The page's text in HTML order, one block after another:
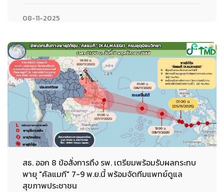
08-11-2025
สธ. ออก 8 ข้อสั่งการถึง รพ. เตรียมพร้อมรับผลกระทบ
พายุ "คัลแมกี" 7-9 พ.ย.นี้ พร้อมจัดทีมแพทย์ดูแล
สุขภาพประชาชน